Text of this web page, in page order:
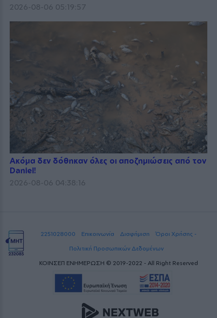
2026-08-06 05:19:57
Ακόμα δεν δόθηκαν όλες οι αποζημιώσεις από τον
Daniel!
2026-08-06 04:38:16
2251028000 Επικοινωνία Διαφήμιση
Όροι Χρήσης -
Πολιτική Προσωπικών Δεδομένων
ΚΟΙΝΣΕΠ ΕΝΗΜΕΡΩΣΗ © 2019-2022 - All Right Reserved